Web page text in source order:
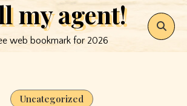
my agent!
web bookmark for 2026
Uncategorized